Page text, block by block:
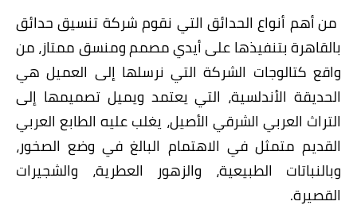
من أهم أنواع الحدائق التي نقوم شركة تنسيق حدائق
بالقاهرة بتنفيذها على أيدي مصمم ومنسق ممتاز، من
واقع كتالوجات الشركة التي نرسلها إلى العميل هي
الحديقة الأندلسية، التي يعتمد ويميل تصميمها إلى
التراث العربي الشرقي الأصيل، يغلب عليه الطابع العربي
القديم متمثل في الاهتمام البالغ في وضع الصخور،
وبالنباتات الطبيعية، والزهور العطرية، والشجيرات
القصيرة.